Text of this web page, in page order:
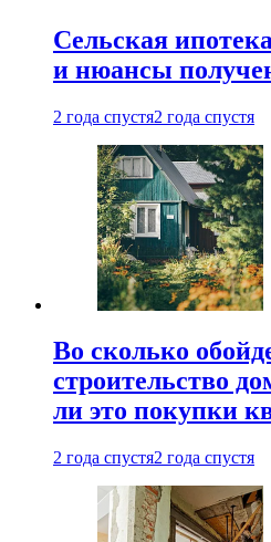
Сельская
и нюансы
2 года спустя2 года спустя
Во сколько
строительство
ли это покупки
2 года спустя2 года спустя